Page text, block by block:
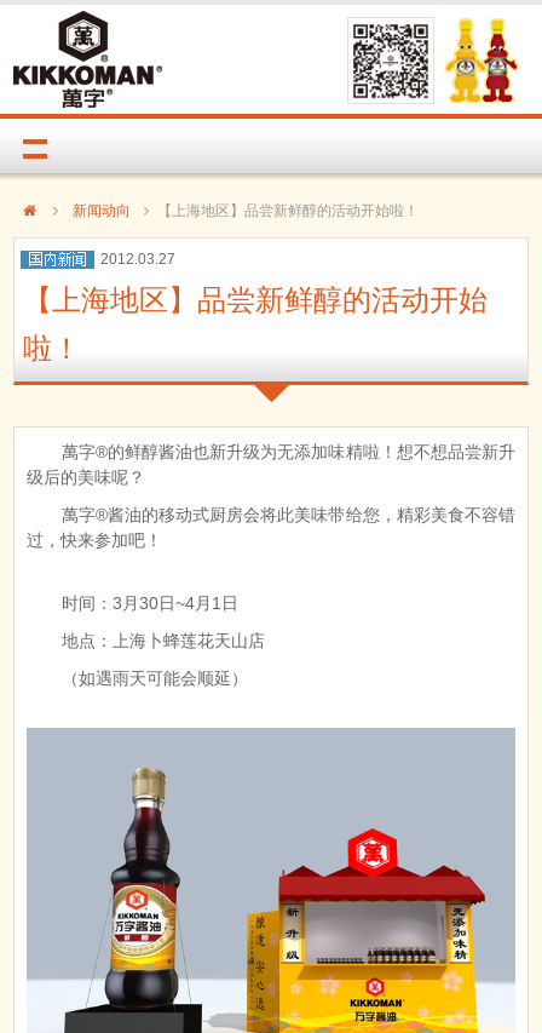
新闻动向 【上海地区】品尝新鲜醇的活动开始啦！
2012.03.27
【上海地区】品尝新鲜醇的活动开始
啦！
萬字®的鲜醇酱油也新升级为无添加味精啦！想不想品尝新升
级后的美味呢？
萬字®酱油的移动式厨房会将此美味带给您，精彩美食不容错
过，快来参加吧！
时间：3月30日~4月1日
地点：上海卜蜂莲花天山店
（如遇雨天可能会顺延）